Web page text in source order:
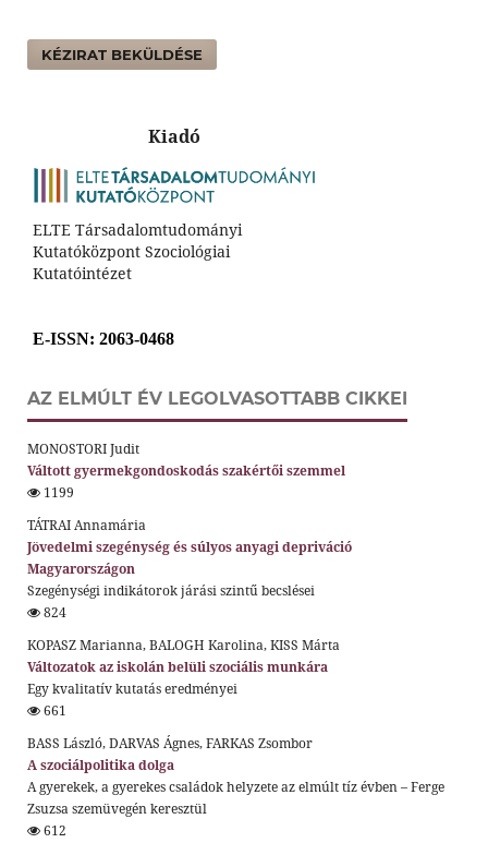
KÉZIRAT BEKÜLDÉSE
Kiadó
ELTE Társadalomtudományi
Kutatóközpont Szociológiai
Kutatóintézet
E-ISSN: 2063-0468
AZ ELMÚLT ÉV LEGOLVASOTTABB CIKKEI
MONOSTORI Judit
Váltott gyermekgondoskodás szakértői szemmel
1199
TÁTRAI Annamária
Jövedelmi szegénység és súlyos anyagi depriváció
Magyarországon
Szegénységi indikátorok járási szintű becslései
824
KOPASZ Marianna, BALOGH Karolina, KISS Márta
Változatok az iskolán belüli szociális munkára
Egy kvalitatív kutatás eredményei
661
BASS László, DARVAS Ágnes, FARKAS Zsombor
A szociálpolitika dolga
A gyerekek, a gyerekes családok helyzete az elmúlt tíz évben – Ferge
Zsuzsa szemüvegén keresztül
612